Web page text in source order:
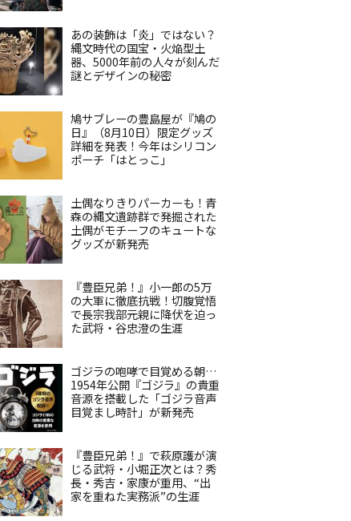
あの装飾は「炎」ではない？
縄文時代の国宝・火焔型土
器、5000年前の人々が刻んだ
謎とデザインの秘密
鳩サブレーの豊島屋が『鳩の
日』（8月10日）限定グッズ
詳細を発表！今年はシリコン
ポーチ「はとっこ」
土偶なりきりパーカーも！青
森の縄文遺跡群で発掘された
土偶がモチーフのキュートな
グッズが新発売
『豊臣兄弟！』小一郎の5万
の大軍に徹底抗戦！切腹覚悟
で長宗我部元親に降伏を迫っ
た武将・谷忠澄の生涯
ゴジラの咆哮で目覚める朝…
1954年公開『ゴジラ』の貴重
音源を搭載した「ゴジラ音声
目覚まし時計」が新発売
『豊臣兄弟！』で萩原護が演
じる武将・小堀正次とは？秀
長・秀吉・家康が重用、“出
家を重ねた実務派”の生涯